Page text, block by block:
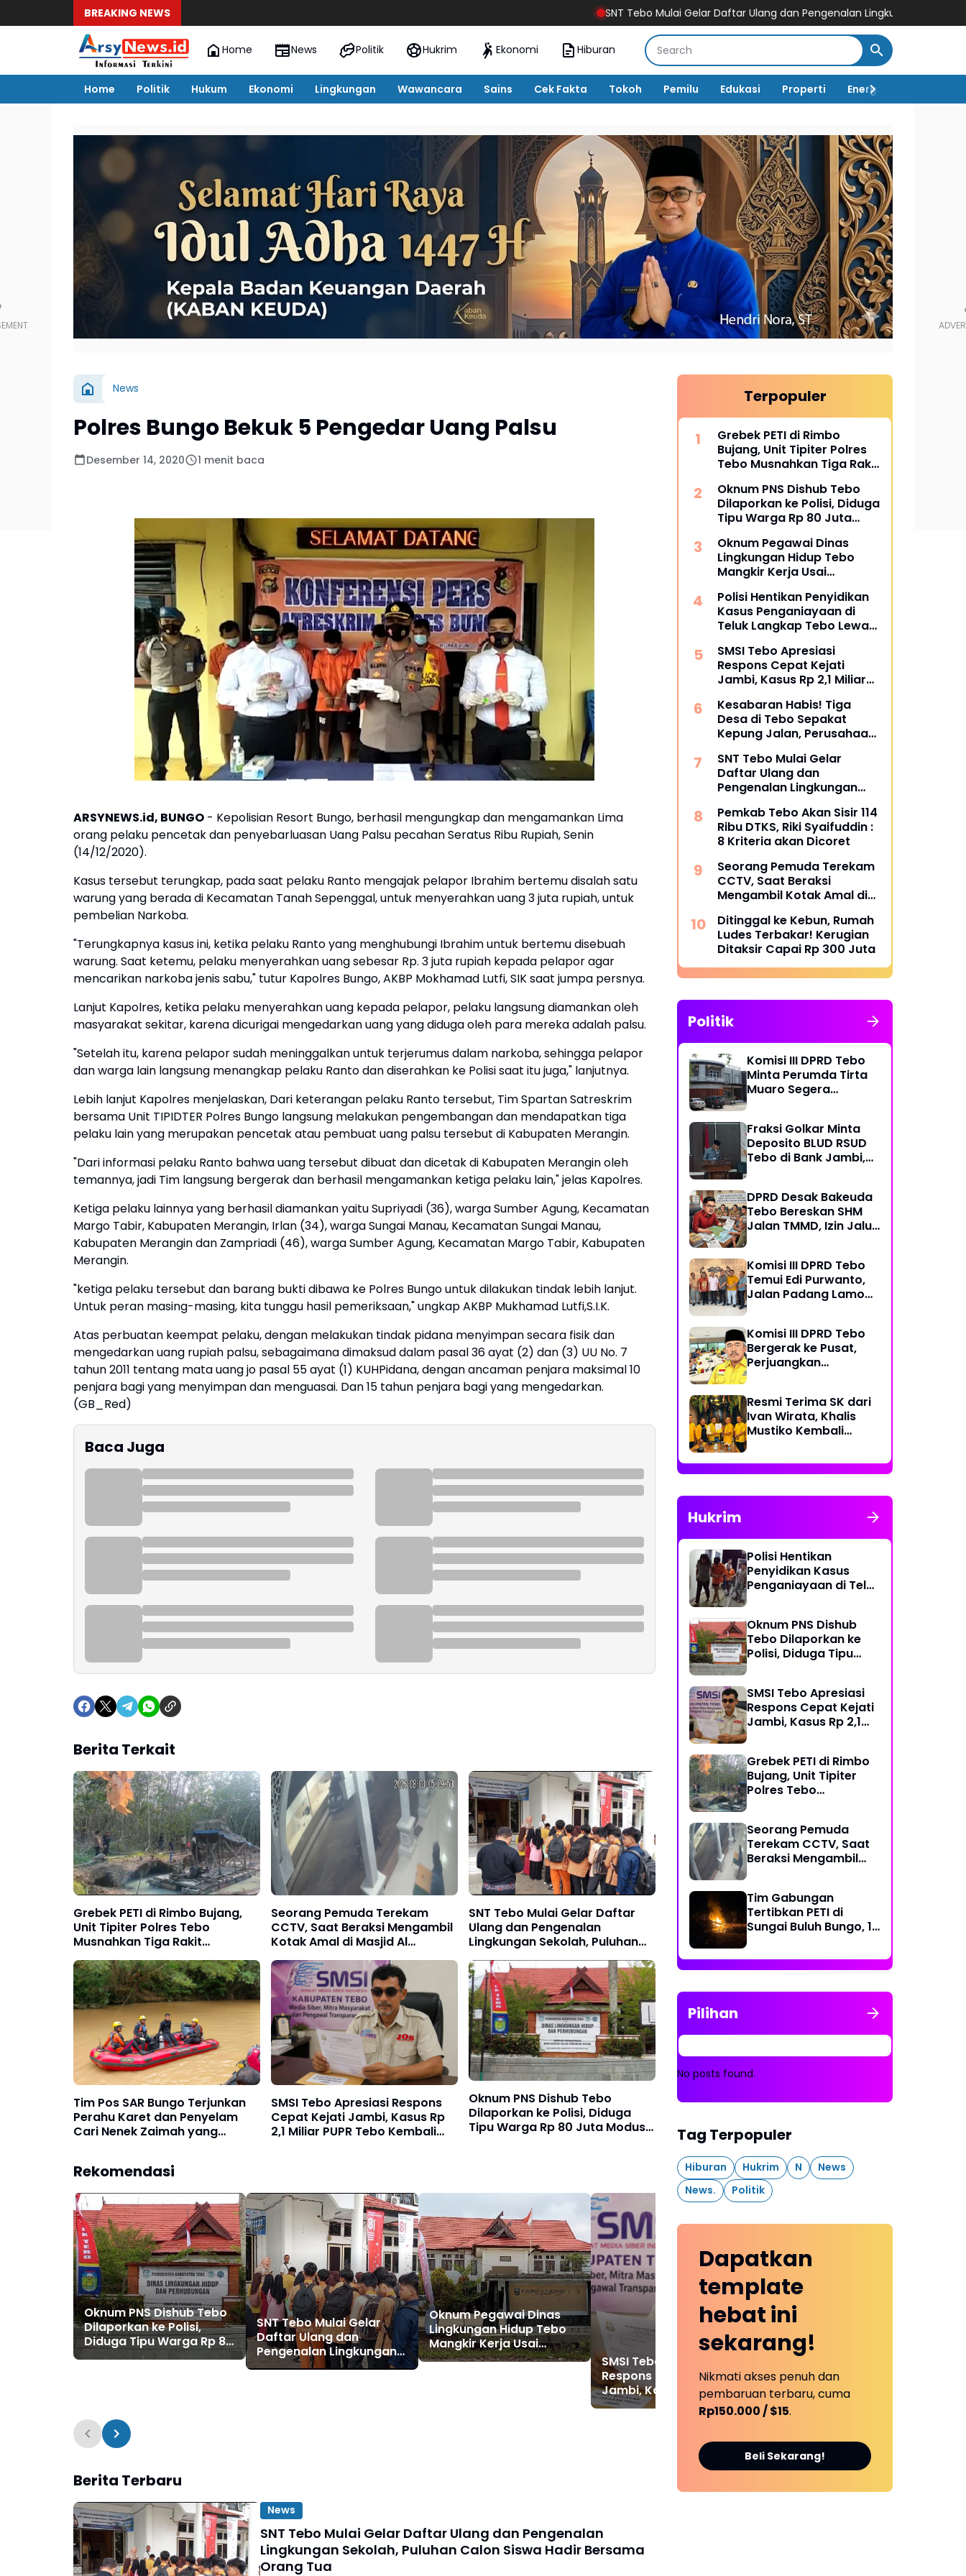
BREAKING NEWS SNT Tebo Mulai Gelar Daftar Ulang dan Pengenalan Lingkungan Sekolah, Puluhan Calon
Home News Politik Hukrim Ekonomi Hiburan
Home Politik Hukum Ekonomi Lingkungan Wawancara Sains Cek Fakta Tokoh Pemilu Edukasi Properti Energi
News
Polres Bungo Bekuk 5 Pengedar Uang Palsu
Desember 14, 2020 1 menit baca
ARSYNEWS.id, BUNGO - Kepolisian Resort Bungo, berhasil mengungkap dan mengamankan Lima
orang pelaku pencetak dan penyebarluasan Uang Palsu pecahan Seratus Ribu Rupiah, Senin
(14/12/2020).
Kasus tersebut terungkap, pada saat pelaku Ranto mengajak pelapor Ibrahim bertemu disalah satu
warung yang berada di Kecamatan Tanah Sepenggal, untuk menyerahkan uang 3 juta rupiah, untuk
pembelian Narkoba.
"Terungkapnya kasus ini, ketika pelaku Ranto yang menghubungi Ibrahim untuk bertemu disebuah
warung. Saat ketemu, pelaku menyerahkan uang sebesar Rp. 3 juta rupiah kepada pelapor agar
mencarikan narkoba jenis sabu," tutur Kapolres Bungo, AKBP Mokhamad Lutfi, SIK saat jumpa persnya.
Lanjut Kapolres, ketika pelaku menyerahkan uang kepada pelapor, pelaku langsung diamankan oleh
masyarakat sekitar, karena dicurigai mengedarkan uang yang diduga oleh para mereka adalah palsu.
"Setelah itu, karena pelapor sudah meninggalkan untuk terjerumus dalam narkoba, sehingga pelapor
dan warga lain langsung menangkap pelaku Ranto dan diserahkan ke Polisi saat itu juga," lanjutnya.
Lebih lanjut Kapolres menjelaskan, Dari keterangan pelaku Ranto tersebut, Tim Spartan Satreskrim
bersama Unit TIPIDTER Polres Bungo langsung melakukan pengembangan dan mendapatkan tiga
pelaku lain yang merupakan pencetak atau pembuat uang palsu tersebut di Kabupaten Merangin.
"Dari informasi pelaku Ranto bahwa uang tersebut dibuat dan dicetak di Kabupaten Merangin oleh
temannya, jadi Tim langsung bergerak dan berhasil mengamankan ketiga pelaku lain," jelas Kapolres.
Ketiga pelaku lainnya yang berhasil diamankan yaitu Supriyadi (36), warga Sumber Agung, Kecamatan
Margo Tabir, Kabupaten Merangin, Irlan (34), warga Sungai Manau, Kecamatan Sungai Manau,
Kabupaten Merangin dan Zampriadi (46), warga Sumber Agung, Kecamatan Margo Tabir, Kabupaten
Merangin.
"ketiga pelaku tersebut dan barang bukti dibawa ke Polres Bungo untuk dilakukan tindak lebih lanjut.
Untuk peran masing-masing, kita tunggu hasil pemeriksaan," ungkap AKBP Mukhamad Lutfi,S.I.K.
Atas perbuatan keempat pelaku, dengan melakukan tindak pidana menyimpan secara fisik dan
mengedarkan uang rupiah palsu, sebagaimana dimaksud dalam pasal 36 ayat (2) dan (3) UU No. 7
tahun 2011 tentang mata uang jo pasal 55 ayat (1) KUHPidana, dengan ancaman penjara maksimal 10
penjara bagi yang menyimpan dan menguasai. Dan 15 tahun penjara bagi yang mengedarkan.
(GB_Red)
Baca Juga
Berita Terkait
Grebek PETI di Rimbo Bujang,
Unit Tipiter Polres Tebo
Musnahkan Tiga Rakit
Dompeng dengan Cara
Dibakar
Seorang Pemuda Terekam
CCTV, Saat Beraksi Mengambil
Kotak Amal di Masjid Al
Hidayah
SNT Tebo Mulai Gelar Daftar
Ulang dan Pengenalan
Lingkungan Sekolah, Puluhan
Calon Siswa Hadir Bersama
Orang Tua
Tim Pos SAR Bungo Terjunkan
Perahu Karet dan Penyelam
Cari Nenek Zaimah yang
SMSI Tebo Apresiasi Respons
Cepat Kejati Jambi, Kasus Rp
2,1 Miliar PUPR Tebo Kembali
Oknum PNS Dishub Tebo
Dilaporkan ke Polisi, Diduga
Tipu Warga Rp 80 Juta Modus
Rekomendasi
Oknum PNS Dishub Tebo
Dilaporkan ke Polisi,
Diduga Tipu Warga Rp 80
Juta Modus Janji Masuk
SNT Tebo Mulai Gelar
Daftar Ulang dan
Pengenalan Lingkungan
Sekolah, Puluhan Calon
Oknum Pegawai Dinas
Lingkungan Hidup Tebo
Mangkir Kerja Usai
Dipanggil Polisi, Atasan
SMSI Tebo Apresiasi
Respons Cepat Kejati
Jambi, Kasus Rp 2,1 Miliar
PUPR Tebo Kembali
Polres Bungo Raih
dari Kapolri
Berita Terbaru
News
SNT Tebo Mulai Gelar Daftar Ulang dan Pengenalan
Lingkungan Sekolah, Puluhan Calon Siswa Hadir Bersama
Orang Tua
Terpopuler
Grebek PETI di Rimbo
Bujang, Unit Tipiter Polres
Tebo Musnahkan Tiga Rakit
Dibakar
Oknum PNS Dishub Tebo
Dilaporkan ke Polisi, Diduga
Tipu Warga Rp 80 Juta
Oknum Pegawai Dinas
Lingkungan Hidup Tebo
Mangkir Kerja Usai
Bungkam
Polisi Hentikan Penyidikan
Kasus Penganiayaan di
Teluk Langkap Tebo Lewat
Restoratif
SMSI Tebo Apresiasi
Respons Cepat Kejati
Jambi, Kasus Rp 2,1 Miliar
Kesabaran Habis! Tiga
Desa di Tebo Sepakat
Kepung Jalan, Perusahaan
Jawab
SNT Tebo Mulai Gelar
Daftar Ulang dan
Pengenalan Lingkungan
Siswa Hadir Bersama
Orang Tua
Pemkab Tebo Akan Sisir 114
Ribu DTKS, Riki Syaifuddin :
8 Kriteria akan Dicoret
Seorang Pemuda Terekam
CCTV, Saat Beraksi
Mengambil Kotak Amal di
Ditinggal ke Kebun, Rumah
Ludes Terbakar! Kerugian
Ditaksir Capai Rp 300 Juta
Politik
Komisi III DPRD Tebo
Minta Perumda Tirta
Muaro Segera
Jambi
Fraksi Golkar Minta
Deposito BLUD RSUD
Tebo di Bank Jambi,
Perintis
DPRD Desak Bakeuda
Tebo Bereskan SHM
Jalan TMMD, Izin Jalur
Komisi III DPRD Tebo
Temui Edi Purwanto,
Jalan Padang Lamo
Komisi III DPRD Tebo
Bergerak ke Pusat,
Perjuangkan
Resmi Terima SK dari
Ivan Wirata, Khalis
Mustiko Kembali
Liga Marisa Jadi
Sekretaris
Hukrim
Polisi Hentikan
Penyidikan Kasus
Penganiayaan di Teluk
Restoratif
Oknum PNS Dishub
Tebo Dilaporkan ke
Polisi, Diduga Tipu
Kerja
SMSI Tebo Apresiasi
Respons Cepat Kejati
Jambi, Kasus Rp 2,1
Grebek PETI di Rimbo
Bujang, Unit Tipiter
Polres Tebo
Cara Dibakar
Seorang Pemuda
Terekam CCTV, Saat
Beraksi Mengambil
Tim Gabungan
Tertibkan PETI di
Sungai Buluh Bungo, 15
Dibakar
Pilihan
No posts found.
Tag Terpopuler
Hiburan Hukrim N
News
News.
Politik
Dapatkan
template
hebat ini
sekarang!
Nikmati akses penuh dan
pembaruan terbaru, cuma
Rp150.000 / $15.
Beli Sekarang!